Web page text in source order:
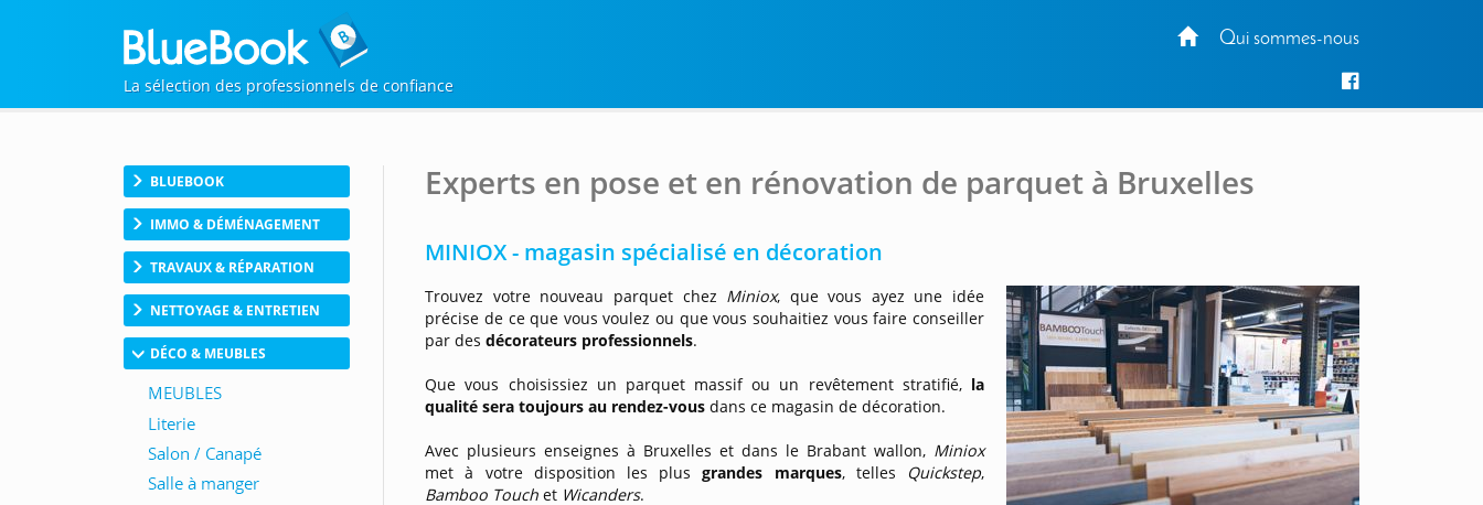
Qui sommes-nous
La sélection des professionnels de confiance
BLUEBOOK
IMMO & DÉMÉNAGEMENT
TRAVAUX & RÉPARATION
NETTOYAGE & ENTRETIEN
DÉCO & MEUBLES
Experts en pose et en rénovation de parquet à Bruxelles
MINIOX - magasin spécialisé en décoration
Trouvez votre nouveau parquet chez Miniox, que vous ayez une idée
précise de ce que vous voulez ou que vous souhaitiez vous faire conseiller
par desdécorateurs professionnels.
Que vous choisissiez un parquet massif ou un revêtement stratifié, la
qualité sera toujours au rendez-vous dans ce magasin de décoration.
Avec plusieurs enseignes à Bruxelles et dans le Brabant wallon, Miniox
met à votre disposition les plusgrandes marques, telles Quickstep,
Bamboo Touch et Wicanders.